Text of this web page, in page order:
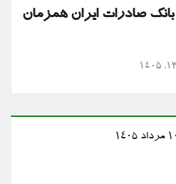
بانک صادرات ایران همزمان